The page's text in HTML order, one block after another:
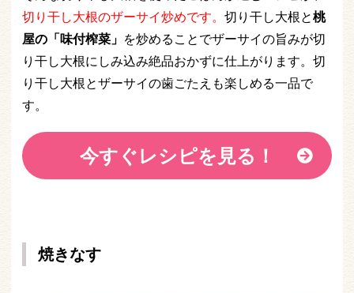
切り干し大根のザーサイ炒めです。 切り干し大根と桃
屋の「味付榨菜」 を炒めることでザーサイの旨みが切
り干し大根にしみ込み絶品おかずに仕上がります。切
り干し大根とザーサイの歯ごたえも楽しめる一品で
す。
今すぐレシピを見る！
焼きなす